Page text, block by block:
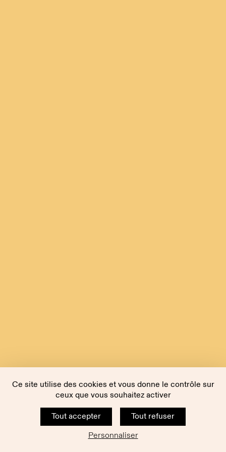
Ce site utilise des cookies et vous donne le contrôle sur
ceux que vous souhaitez activer
Tout accepter
Tout refuser
Personnaliser